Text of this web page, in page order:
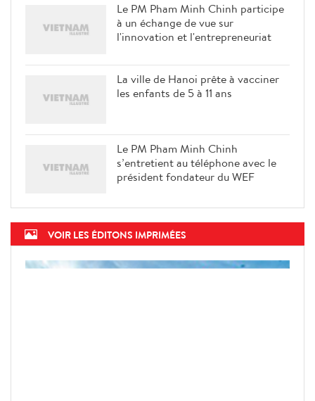
Le PM Pham Minh Chinh participe
à un échange de vue sur
l'innovation et l'entrepreneuriat
La ville de Hanoi prête à vacciner
les enfants de 5 à 11 ans
Le PM Pham Minh Chinh
s’entretient au téléphone avec le
président fondateur du WEF
VOIR LES ÉDITONS IMPRIMÉES